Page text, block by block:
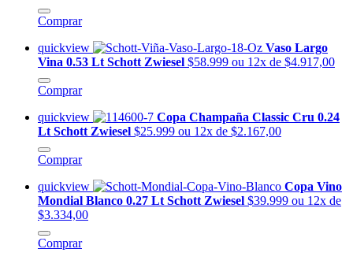
Comprar
quickview
Vaso Largo
Vina 0.53 Lt Schott Zwiesel $58.999 ou 12x de $4.917,00
Comprar
quickview
Copa Champaña Classic Cru 0.24
Lt Schott Zwiesel $25.999 ou 12x de $2.167,00
Comprar
quickview
Copa Vino
Mondial Blanco 0.27 Lt Schott Zwiesel $39.999 ou 12x de
$3.334,00
Comprar